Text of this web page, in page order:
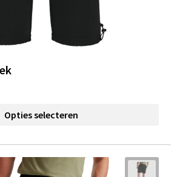
Opties selecteren